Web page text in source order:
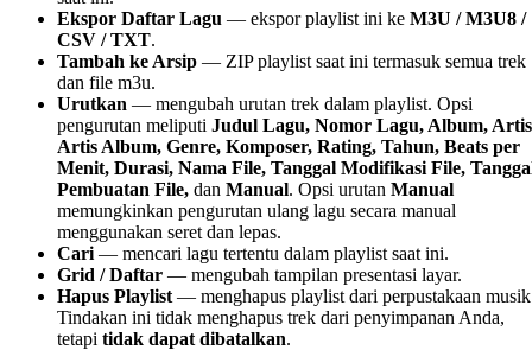
Ekspor Daftar Lagu — ekspor playlist ini ke M3U / M3U8 /
CSV / TXT.
Tambah ke Arsip — ZIP playlist saat ini termasuk semua trek
dan file m3u.
Urutkan — mengubah urutan trek dalam playlist. Opsi
pengurutan meliputi Judul Lagu, Nomor Lagu, Album,
Artis Album, Genre, Komposer, Rating, Tahun, Beats per
Menit, Durasi, Nama File, Tanggal Modifikasi File,
Pembuatan File, dan Manual. Opsi urutan Manual
memungkinkan pengurutan ulang lagu secara manual
menggunakan seret dan lepas.
Cari — mencari lagu tertentu dalam playlist saat ini.
Grid / Daftar — mengubah tampilan presentasi layar.
Hapus Playlist — menghapus playlist dari perpustakaan
Tindakan ini tidak menghapus trek dari penyimpanan Anda,
tetapi tidak dapat dibatalkan.